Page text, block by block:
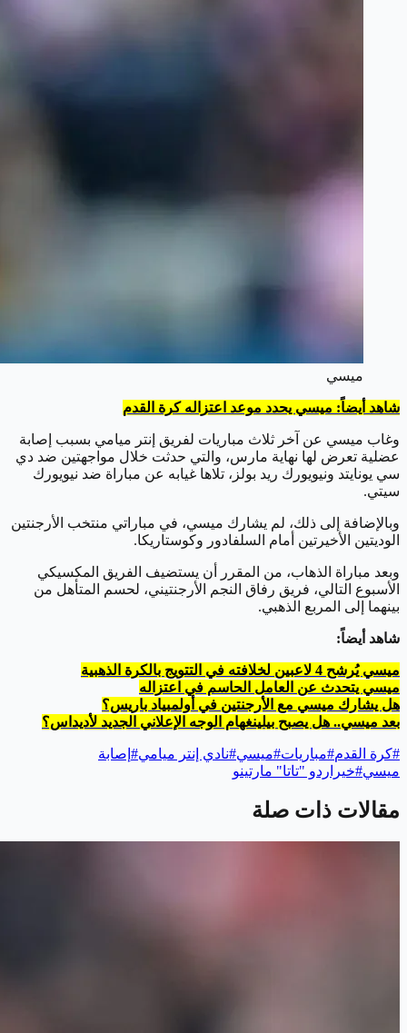
ميسي
شاهد أيضاً: ميسي يحدد موعد اعتزاله كرة القدم
وغاب ميسي عن آخر ثلاث مباريات لفريق إنتر ميامي بسبب إصابة
عضلية تعرض لها نهاية مارس، والتي حدثت خلال مواجهتين ضد دي
سي يونايتد ونيويورك ريد بولز، تلاها غيابه عن مباراة ضد نيويورك
سيتي.
وبالإضافة إلى ذلك، لم يشارك ميسي، في مباراتي منتخب الأرجنتين
الوديتين الأخيرتين أمام السلفادور وكوستاريكا.
وبعد مباراة الذهاب، من المقرر أن يستضيف الفريق المكسيكي
الأسبوع التالي، فريق رفاق النجم الأرجنتيني، لحسم المتأهل من
بينهما إلى المربع الذهبي.
شاهد أيضاً:
ميسي يُرشح 4 لاعبين لخلافته في التتويج بالكرة الذهبية
ميسي يتحدث عن العامل الحاسم في اعتزاله
هل يشارك ميسي مع الأرجنتين في أولمبياد باريس؟
بعد ميسي.. هل يصبح بيلينغهام الوجه الإعلاني الجديد لأديداس؟
#كرة القدم#مباريات#ميسي#نادي إنتر ميامي# إصابة
ميسي#خيراردو "تاتا" مارتينو
مقالات ذات صلة